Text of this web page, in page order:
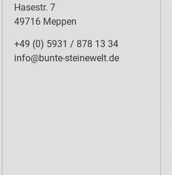
Hasestr. 7
49716 Meppen
+49 (0) 5931 / 878 13 34
info@bunte-steinewelt.de